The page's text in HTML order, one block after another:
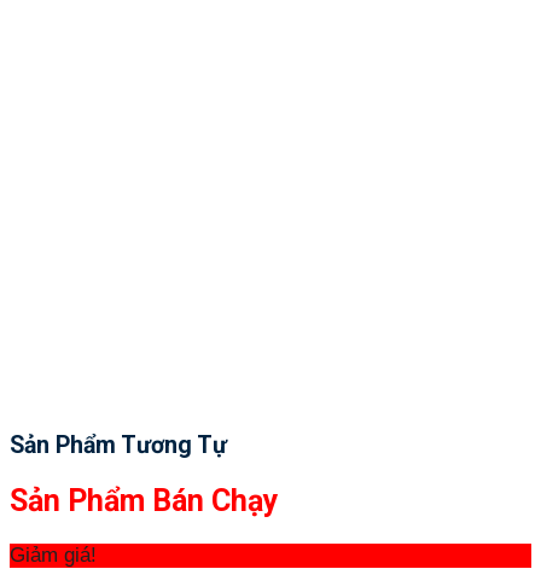
Sản Phẩm Tương Tự
Sản Phẩm Bán Chạy
Giảm giá!